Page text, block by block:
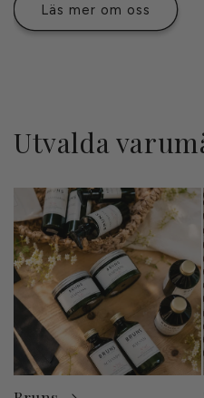
Läs mer om oss
Utvalda